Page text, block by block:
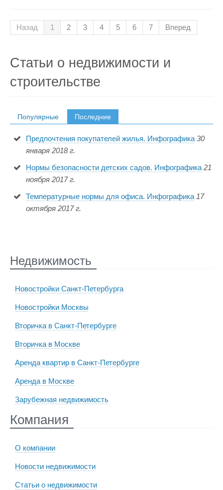
Назад 1 2 3 4 5 6 7 Вперед
Статьи о недвижимости и
строительстве
Популярные Последние
Предпочтения покупателей жилья. Инфографика 30
января 2018 г.
Нормы безопасности детских садов. Инфографика 21
ноября 2017 г.
Температурные нормы для офиса. Инфографика 17
октября 2017 г.
Недвижимость
Новостройки Санкт-Петербурга
Новостройки Москвы
Вторичка в Санкт-Петербурге
Вторичка в Москве
Аренда квартир в Санкт-Петербурге
Аренда в Москве
Зарубежная недвижимость
Компания
О компании
Новости недвижимости
Статьи о недвижимости